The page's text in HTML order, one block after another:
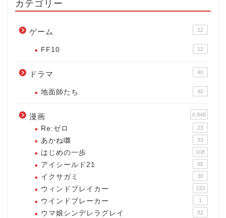
カテゴリー
ゲーム 12
FF10 12
ドラマ 40
地面師たち 40
漫画 6,948
Re:ゼロ 23
あかね囃 33
はじめの一歩 108
アイシールド21 95
イクサガミ 30
ウィンドブレイカー 133
ウインドブレーカー 1
ウマ娘シンデレラグレイ 82